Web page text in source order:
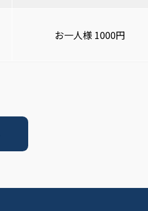
お一人様 1000円